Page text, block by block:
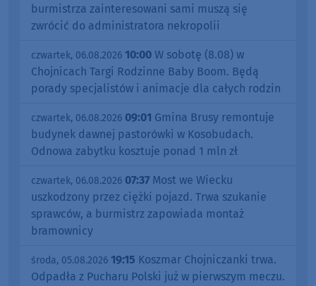
burmistrza zainteresowani sami muszą się
zwrócić do administratora nekropolii
czwartek, 06.08.2026 10:00 W sobotę (8.08) w
Chojnicach Targi Rodzinne Baby Boom. Będą
porady specjalistów i animacje dla całych rodzin
czwartek, 06.08.2026 09:01 Gmina Brusy remontuje
budynek dawnej pastorówki w Kosobudach.
Odnowa zabytku kosztuje ponad 1 mln zł
czwartek, 06.08.2026 07:37 Most we Wiecku
uszkodzony przez ciężki pojazd. Trwa szukanie
sprawców, a burmistrz zapowiada montaż
bramownicy
środa, 05.08.2026 19:15 Koszmar Chojniczanki trwa.
Odpadła z Pucharu Polski już w pierwszym meczu.